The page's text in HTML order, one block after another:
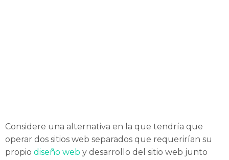
Considere una alternativa en la que tendría que
operar dos sitios web separados que requerirían su
propio diseño web y desarrollo del sitio web junto